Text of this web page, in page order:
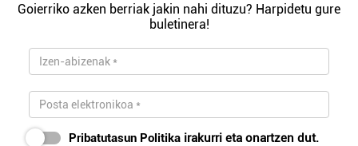
Goierriko azken berriak jakin nahi dituzu? Harpidetu gure
buletinera!
Pribatutasun Politika irakurri eta onartzen dut.